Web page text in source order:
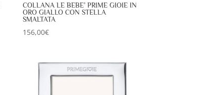
COLLANA LE BEBE’ PRIME GIOIE IN
ORO GIALLO CON STELLA
SMALTATA
156,00€